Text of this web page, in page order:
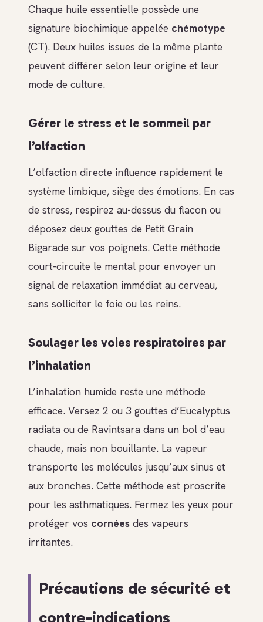
Chaque huile essentielle possède une
signature biochimique appelée chémotype
(CT). Deux huiles issues de la même plante
peuvent différer selon leur origine et leur
mode de culture.
Gérer le stress et le sommeil par
l’olfaction
L’olfaction directe influence rapidement le
système limbique, siège des émotions. En cas
de stress, respirez au-dessus du flacon ou
déposez deux gouttes de Petit Grain
Bigarade sur vos poignets. Cette méthode
court-circuite le mental pour envoyer un
signal de relaxation immédiat au cerveau,
sans solliciter le foie ou les reins.
Soulager les voies respiratoires par
l’inhalation
L’inhalation humide reste une méthode
efficace. Versez 2 ou 3 gouttes d’Eucalyptus
radiata ou de Ravintsara dans un bol d’eau
chaude, mais non bouillante. La vapeur
transporte les molécules jusqu’aux sinus et
aux bronches. Cette méthode est proscrite
pour les asthmatiques. Fermez les yeux pour
protéger vos cornées des vapeurs
irritantes.
Précautions de sécurité et
contre-indications